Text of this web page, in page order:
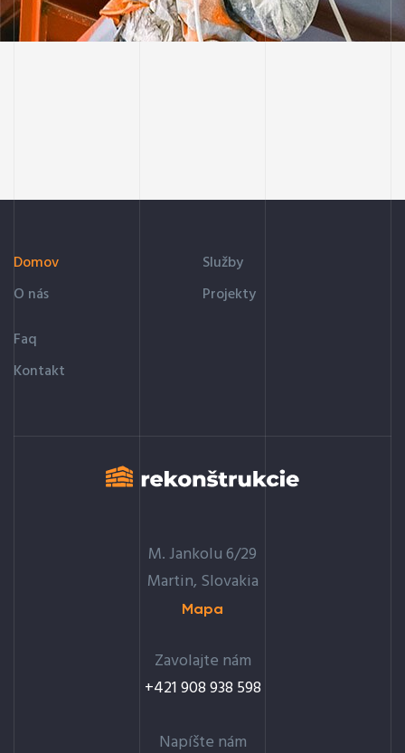
https://most-bet-az.com/
Domov
O nás
Služby
Projekty
Faq
Kontakt
M. Jankolu 6/29
Martin, Slovakia
Mapa
Zavolajte nám
+421 908 938 598
Napíšte nám